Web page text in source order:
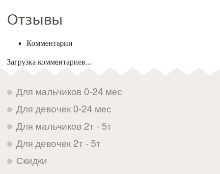
Отзывы
Комментарии
Загрузка комментариев...
Для мальчиков 0-24 мес
Для девочек 0-24 мес
Для мальчиков 2т - 5т
Для девочек 2т - 5т
Скидки